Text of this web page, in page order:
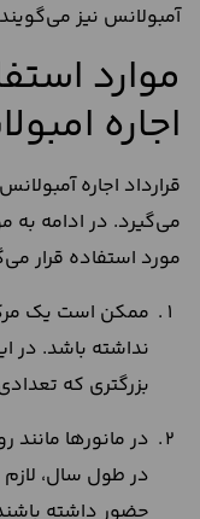
آمبولانس نیز
موارد
اجاره
قرارداد اجاره
می‌گیرد. در ادامه به
مورد استفاده قرار
ممکن است یک
نداشته باشد. در
بزرگتری که
در مانور‌ها
در طول سال،
حضور داشته